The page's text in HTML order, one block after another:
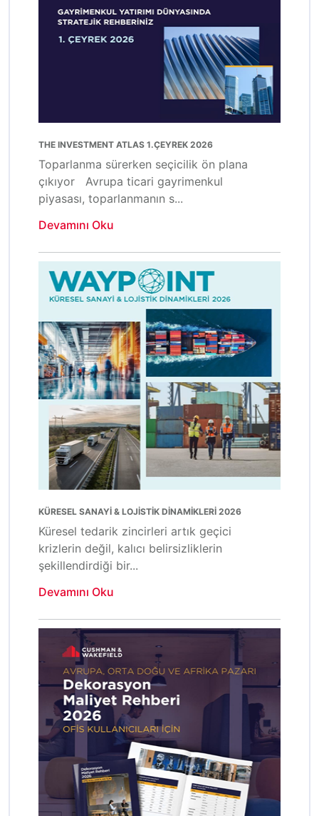
THE INVESTMENT ATLAS 1.ÇEYREK 2026
Toparlanma sürerken seçicilik ön plana
çıkıyor Avrupa ticari gayrimenkul
piyasası, toparlanmanın s...
Devamını Oku
KÜRESEL SANAYİ & LOJİSTİK DİNAMİKLERİ 2026
Küresel tedarik zincirleri artık geçici
krizlerin değil, kalıcı belirsizliklerin
şekillendirdiği bir...
Devamını Oku